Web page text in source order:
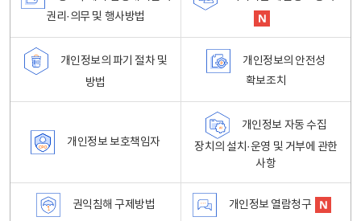
권리·의무 및 행사방법
개인정보의 파기 절차 및
방법
개인정보의 안전성
확보조치
개인정보 보호책임자
개인정보 자동 수집
장치의 설치·운영 및 거부에 관한
사항
권익침해 구제방법 개인정보 열람청구